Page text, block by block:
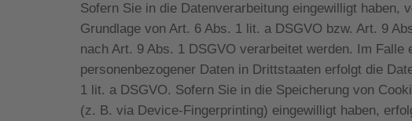
Sofern Sie in die Datenverarbeitung eingewilligt haben,
Grundlage von Art. 6 Abs. 1 lit. a DSGVO bzw. Art. 9
nach Art. 9 Abs. 1 DSGVO verarbeitet werden. Im
personenbezogener Daten in Drittstaaten erfolgt die
1 lit. a DSGVO. Sofern Sie in die Speicherung von
(z. B. via Device-Fingerprinting) eingewilligt haben,